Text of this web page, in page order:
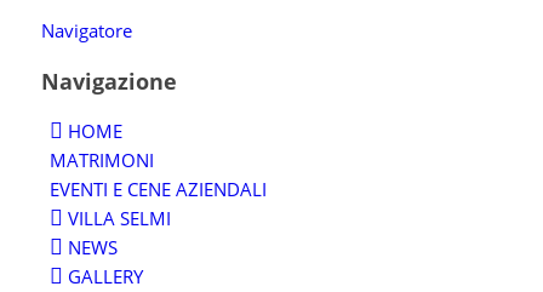
Navigatore
Navigazione
HOME
MATRIMONI
EVENTI E CENE AZIENDALI
VILLA SELMI
NEWS
GALLERY